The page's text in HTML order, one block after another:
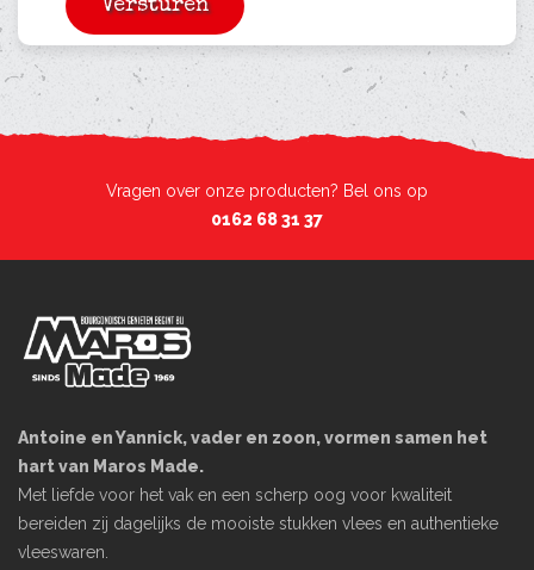
Vragen over onze producten? Bel ons op
0162 68 31 37
Antoine en Yannick, vader en zoon, vormen samen het
hart van Maros Made.
Met liefde voor het vak en een scherp oog voor kwaliteit
bereiden zij dagelijks de mooiste stukken vlees en authentieke
vleeswaren.